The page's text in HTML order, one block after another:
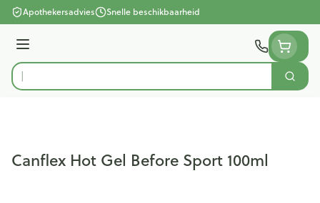
Ga naar de inhoud
Apothekersadvies Snelle beschikbaarheid
Menu
Product, merk, categorie...
Zoek
Canflex Hot Gel Before Sport 100ml